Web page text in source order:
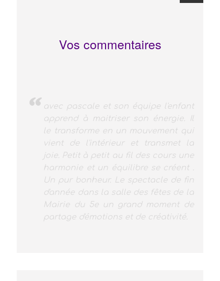
Vos commentaires
Diane ne voulait pas danser...
jusqu'à sa rencontre avec Pascale!
ma fille s'est révélée et s'exprime par
la danse. On la sent heureuse, ça
n'a pas de prix...merci, merci à
Pascale et Marine